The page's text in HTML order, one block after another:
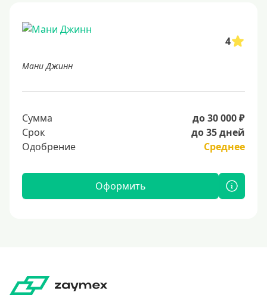
4
Мани Джинн
Сумма
до 30 000 ₽
Срок
до 35 дней
Одобрение
Среднее
Оформить